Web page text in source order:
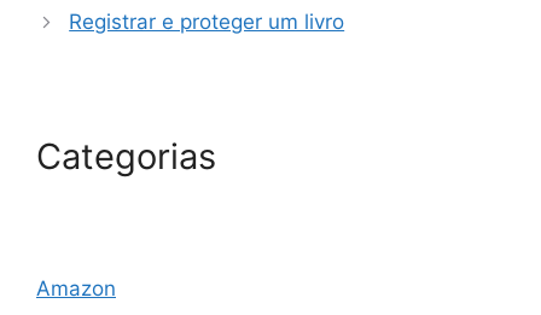
Registrar e proteger um livro
Categorias
Amazon